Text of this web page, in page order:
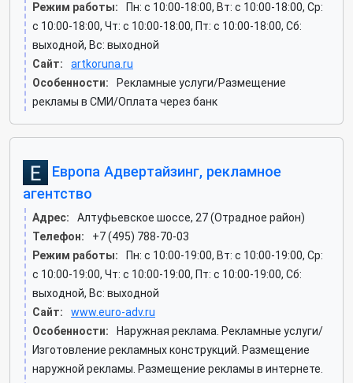
Режим работы:
Пн: c 10:00-18:00, Вт: c 10:00-18:00, Ср:
c 10:00-18:00, Чт: c 10:00-18:00, Пт: c 10:00-18:00, Сб:
выходной, Вс: выходной
Сайт:
artkoruna.ru
Особенности:
Рекламные услуги/Размещение
рекламы в СМИ/Оплата через банк
Европа Адвертайзинг, рекламное
агентство
Адрес:
Алтуфьевское шоссе, 27 (Отрадное район)
Телефон:
+7 (495) 788-70-03
Режим работы:
Пн: c 10:00-19:00, Вт: c 10:00-19:00, Ср:
c 10:00-19:00, Чт: c 10:00-19:00, Пт: c 10:00-19:00, Сб:
выходной, Вс: выходной
Сайт:
www.euro-adv.ru
Особенности:
Наружная реклама. Рекламные услуги/
Изготовление рекламных конструкций. Размещение
наружной рекламы. Размещение рекламы в интернете.